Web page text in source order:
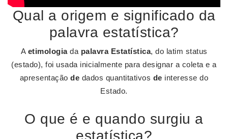
Qual a origem e significado da
palavra estatística?
A etimologiada palavra Estatística, do latim status
(estado), foi usada inicialmente para designar a coleta e a
apresentaçãode dados quantitativos de interesse do
Estado.
O que é e quando surgiu a
estatística?